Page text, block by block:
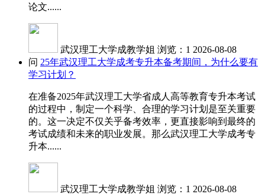
论文......
武汉理工大学成教学姐 浏览：1 2026-08-08
问 25年武汉理工大学成考专升本备考期间，为什么要有
学习计划？
在准备2025年武汉理工大学省成人高等教育专升本考试
的过程中，制定一个科学、合理的学习计划是至关重要
的。这一决定不仅关乎备考效率，更直接影响到最终的
考试成绩和未来的职业发展。那么武汉理工大学成考专
升本......
武汉理工大学成教学姐 浏览：1 2026-08-08